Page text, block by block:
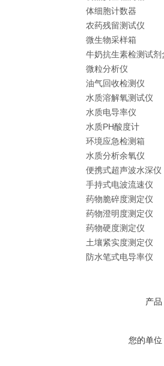
体细胞计数器
农药残留测试仪
微生物采样箱
牛奶抗生素检测试剂
微粒分析仪
油气回收检测仪
水质溶解氧测试仪
水质电导率仪
水质PH酸度计
环境应急检测箱
水质分析余氧仪
便携式超声波水深仪
手持式电波流速仪
药物脆碎度测定仪
药物澄明度测定仪
药物硬度测定仪
土壤紧实度测定仪
防水笔式电导率仪
产品
您的单位